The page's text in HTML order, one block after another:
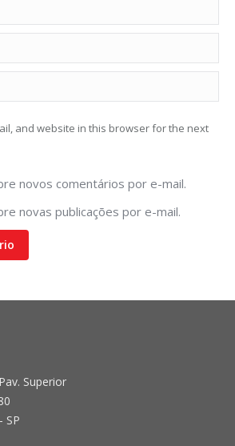
and website in this browser for the next
novos comentários por e-mail.
novas publicações por e-mail.
Superior
SP